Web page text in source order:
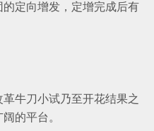
定向增发，定增完成后有
牛刀小试乃至开花结果之
的平台。